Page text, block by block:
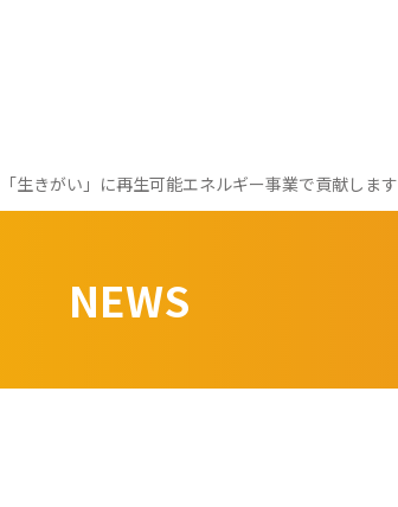
「生きがい」に再生可能エネルギー事業で貢献します
NEWS